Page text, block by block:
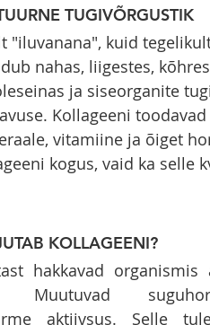
TUGIVÕRGUSTIK
"iluvanana", kuid
nahas, liigestes,
ja siseorganite
Kollageeni
vitamiine ja õiget
kogus, vaid ka selle
KOLLAGEENI?
hakkavad
Muutuvad
aktiivsus. Selle